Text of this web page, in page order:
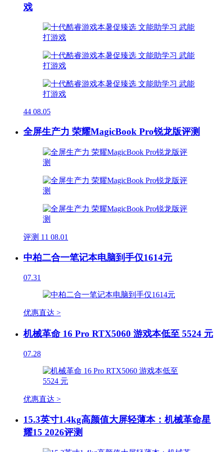
戏
44 08.05
全屏生产力 荣耀MagicBook Pro锐龙版评测
评测 11 08.01
中柏二合一笔记本电脑到手仅1614元
07.31
优惠直达 >
机械革命 16 Pro RTX5060 游戏本低至 5524 元
07.28
优惠直达 >
15.3英寸1.4kg高颜值大屏轻薄本：机械革命星
耀15 2026评测